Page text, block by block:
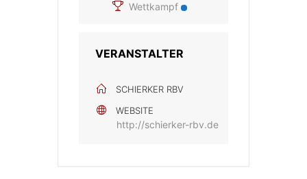
Wettkampf
VERANSTALTER
SCHIERKER RBV
WEBSITE
http://schierker-rbv.de